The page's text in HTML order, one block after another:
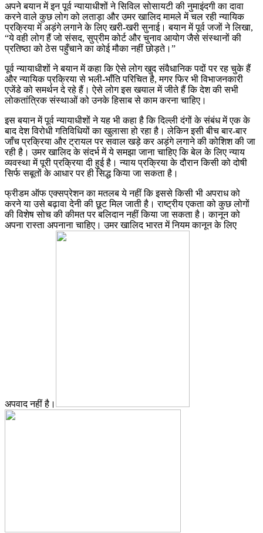
अपने बयान में इन पूर्व न्यायाधीशों ने सिविल सोसायटी की नुमाइंदगी का दावा
करने वाले कुछ लोग को लताड़ा और उमर खालिद मामले में चल रही न्यायिक
प्रक्रिया में अड़ंगे लगाने के लिए खरी-खरी सुनाई। बयान में पूर्व जजों ने लिखा,
“ये वही लोग हैं जो संसद, सुप्रीम कोर्ट और चुनाव आयोग जैसे संस्थानों की
प्रतिष्ठा को ठेस पहुँचाने का कोई मौका नहीं छोड़ते।”
पूर्व न्यायाधीशों ने बयान में कहा कि ऐसे लोग खुद संवैधानिक पदों पर रह चुके हैं
और न्यायिक प्रक्रिया से भली-भाँति परिचित है, मगर फिर भी विभाजनकारी
एजेंडे को समर्थन दे रहे हैं। ऐसे लोग इस खयाल में जीते हैं कि देश की सभी
लोकतांत्रिक संस्थाओं को उनके हिसाब से काम करना चाहिए।
इस बयान में पूर्व न्यायाधीशों ने यह भी कहा है कि दिल्ली दंगों के संबंध में एक के
बाद देश विरोधी गतिविधियों का खुलासा हो रहा है। लेकिन इसी बीच बार-बार
जाँच प्रक्रिया और ट्रायल पर सवाल खड़े कर अड़ंगे लगाने की कोशिश की जा
रही है। उमर खालिद के संदर्भ में ये समझा जाना चाहिए कि बेल के लिए न्याय
व्यवस्था में पूरी प्रक्रिया दी हुई है। न्याय प्रक्रिया के दौरान किसी को दोषी
सिर्फ सबूतों के आधार पर ही सिद्ध किया जा सकता है।
फ्रीडम ऑफ एक्सप्रेशन का मतलब ये नहीं कि इससे किसी भी अपराध को
करने या उसे बढ़ावा देनी की छूट मिल जाती है। राष्ट्रीय एकता को कुछ लोगों
की विशेष सोच की कीमत पर बलिदान नहीं किया जा सकता है। कानून को
अपना रास्ता अपनाना चाहिए। उमर खालिद भारत में नियम कानून के लिए
अपवाद नहीं है।